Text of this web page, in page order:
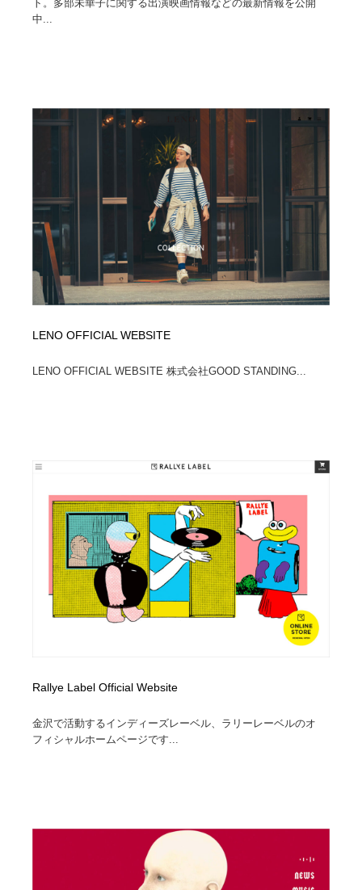
ト。多部未華子に関する出演映画情報などの最新情報を公開
中...
LENO OFFICIAL WEBSITE
LENO OFFICIAL WEBSITE 株式会社GOOD STANDING...
Rallye Label Official Website
金沢で活動するインディーズレーベル、ラリーレーベルのオ
フィシャルホームページです...